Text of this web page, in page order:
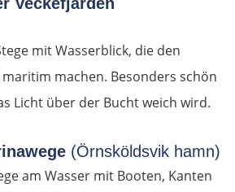
mit Wasserblick, die den
machen. Besonders schön
Licht über der Bucht weich wird.
(Örnsköldsvik hamn)
am Wasser mit Booten, Kanten